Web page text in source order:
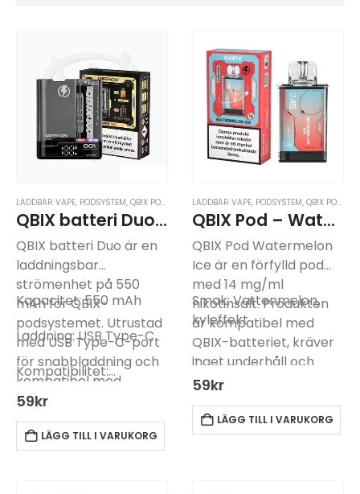
LADDBAR VAPE, PODSYSTEM, QBIX PODSYSTEM
QBIX batteri Duo 550Mah Laddningsbar
QBIX batteri Duo är en
laddningsbar
strömenhet på 550
mAh för QBIX-
podsystemet. Utrustad
med USB Type-C-port
för snabbladdning och
kompatibel med
samtliga QBIX-poddar.
Kapacitet: 550 mAh
Laddning: USB Type-C
Kompatibilitet:…
59kr
LÄGG TILL I VARUKORG
LADDBAR VAPE, PODSYSTEM, QBIX PODSYSTEM
QBIX Pod – Watermelon Ice -14mg
QBIX Pod Watermelon
Ice är en förfylld pod
med 14 mg/ml
nikotinsalt. Produkten
är kompatibel med
QBIX-batteriet, kräver
inget underhåll och
levererar smak av
kyleffekt.
Smak: Vattenmelon,
kyleffekt
…
59kr
LÄGG TILL I VARUKORG